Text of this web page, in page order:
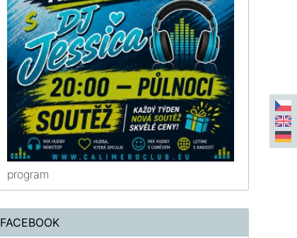
program
FACEBOOK